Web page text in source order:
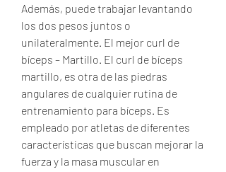
Además, puede trabajar levantando
los dos pesos juntos o
unilateralmente. El mejor curl de
bíceps – Martillo. El curl de bíceps
martillo, es otra de las piedras
angulares de cualquier rutina de
entrenamiento para bíceps. Es
empleado por atletas de diferentes
características que buscan mejorar la
fuerza y la masa muscular en